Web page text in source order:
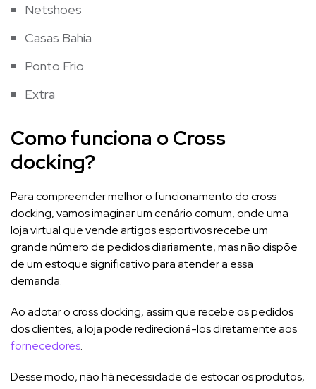
Netshoes
Casas Bahia
Ponto Frio
Extra
Como funciona o Cross
docking?
Para compreender melhor o funcionamento do cross
docking, vamos imaginar um cenário comum, onde uma
loja virtual que vende artigos esportivos recebe um
grande número de pedidos diariamente, mas não dispõe
de um estoque significativo para atender a essa
demanda.
Ao adotar o cross docking, assim que recebe os pedidos
dos clientes, a loja pode redirecioná-los diretamente aos
fornecedores.
Desse modo, não há necessidade de estocar os produtos,